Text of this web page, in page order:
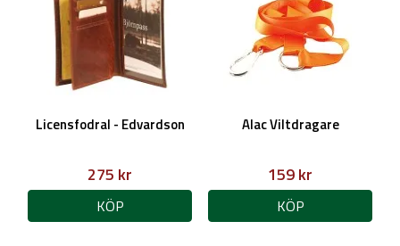
Licensfodral - Edvardson
275 kr
KÖP
Alac Viltdragare
159 kr
KÖP